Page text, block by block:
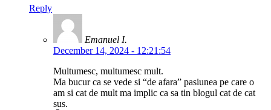
Reply
Emanuel I.
December 14, 2024 - 12:21:54
Multumesc, multumesc mult.
Ma bucur ca se vede si “de afara” pasiunea pe care o
am si cat de mult ma implic ca sa tin blogul cat de cat
sus.